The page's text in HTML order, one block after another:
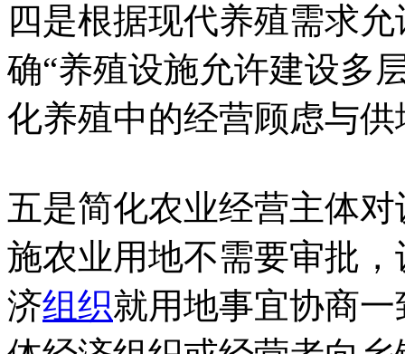
四是根据现代养殖需求
确“养殖设施允许建设多
化养殖中的经营顾虑与
五是简化农业经营主体
施农业用地不需要审批
济组织就用地事宜协商